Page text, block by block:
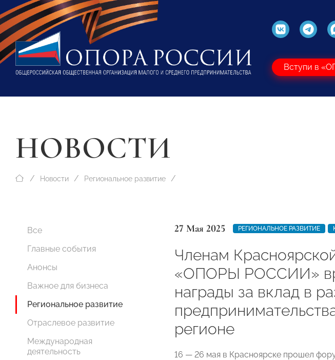
Вступи в
НОВОСТИ
Новости Региональное развитие
Все
Главные события
Анонсы
Важное для бизнеса
Региональное развитие
Отраслевое развитие
Международная
деятельность
27 Мая 2025 РЕГИОНАЛЬНОЕ РАЗВИТИЕ
Членам
«ОПОРЫ РОССИИ»
награды за вклад в
регионе
16 — 26 мая в Красноярске прошел